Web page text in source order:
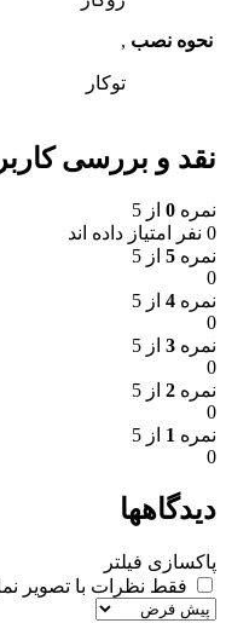
نحوه نصب ,
توکار
نقد و بررسی
نمره 0 از 5
0 نفر امتیاز داده اند
نمره 5 از 5
0
نمره 4 از 5
0
نمره 3 از 5
0
نمره 2 از 5
0
نمره 1 از 5
0
دیدگاهها
پاکسازی فیلتر
فقط نظرات با تصویر